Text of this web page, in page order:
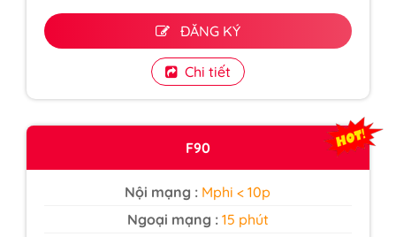
ĐĂNG KÝ
Chi tiết
F90
Nội mạng : Mphi < 10p
Ngoại mạng :15 phút